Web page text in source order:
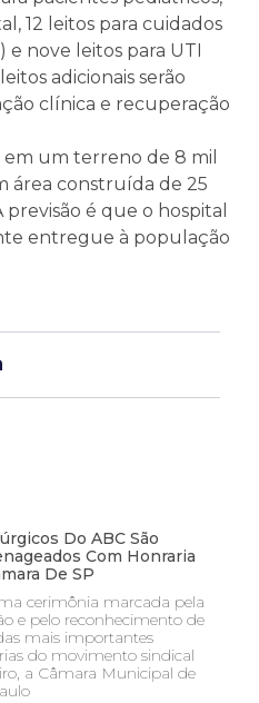
12 leitos para cuidados
nove leitos para UTI
adicionais serão
clínica e recuperação
um terreno de 8 mil
área construída de 25
é que o hospital
entregue à população
Do ABC São
Com Honraria
De SP
cerimônia marcada pela
e pelo reconhecimento de
mais importantes
do movimento sindical
a Câmara Municipal de